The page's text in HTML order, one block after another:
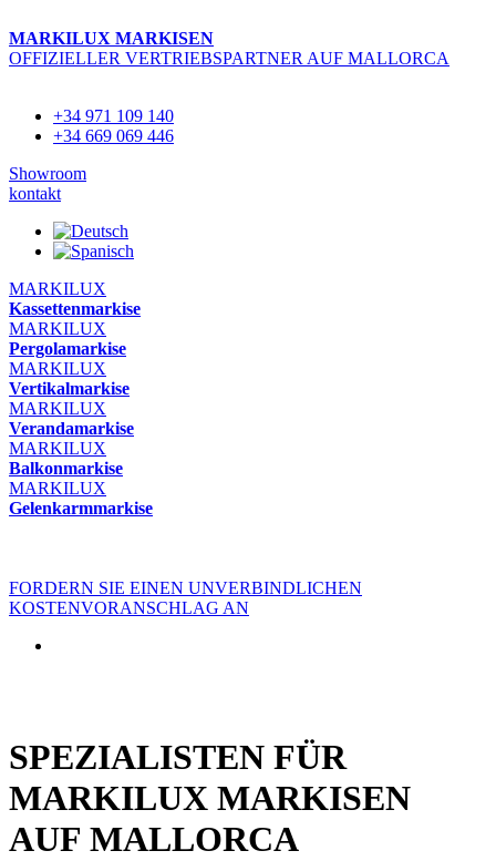
Inhalt
springen
MARKILUX MARKISEN
OFFIZIELLER VERTRIEBSPARTNER AUF MALLORCA
+34 971 109 140
+34 669 069 446
Showroom
kontakt
MARKILUX
Kassettenmarkise
MARKILUX
Pergolamarkise
MARKILUX
Vertikalmarkise
MARKILUX
Verandamarkise
MARKILUX
Balkonmarkise
MARKILUX
Gelenkarmmarkise
FORDERN SIE EINEN UNVERBINDLICHEN
KOSTENVORANSCHLAG AN
SPEZIALISTEN FÜR
MARKILUX MARKISEN
AUF MALLORCA